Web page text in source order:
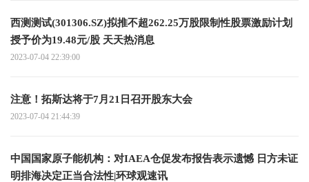
西测测试(301306.SZ)拟推不超262.25万股限制性股票激励计划
授予价为19.48元/股 天天热消息
2023-07-04 22:39:00
注意！拓斯达将于7月21日召开股东大会
2023-07-04 21:44:39
中国国家原子能机构：对IAEA仓促发布报告表示遗憾 日方未证
明排海决定正当合法性|环球观速讯